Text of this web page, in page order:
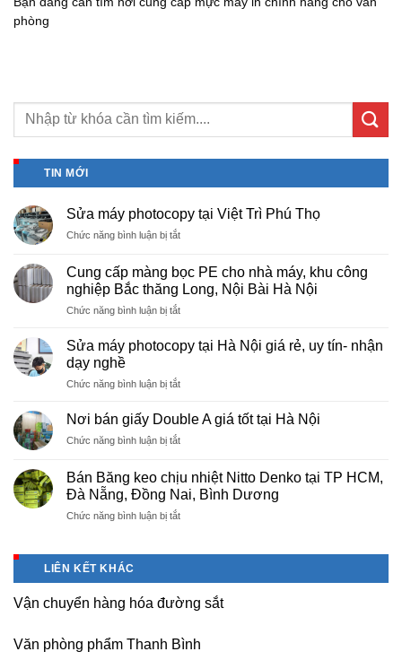
phòng
TIN MỚI
Sửa máy photocopy tại Việt Trì Phú Thọ
Chức năng bình luận bị tắtở
photocopy
tại
Việt
Phú
Thọ
Cung cấp màng bọc PE cho nhà máy, khu công
nghiệp Bắc thăng Long, Nội Bài Hà Nội
Chức năng bình luận bị tắtở
màng
PE
nhà
khu
nghiệp
Bắc
Long,
Bài
Nội
Sửa máy photocopy tại Hà Nội giá rẻ, uy tín- nhận
dạy nghề
Chức năng bình luận bị tắtở
máy
photocopy
tại
Nội
giá
uy
nghề
Nơi bán giấy Double A giá tốt tại Hà Nội
Chức năng bình luận bị tắtở
giấy
Double
A
Bán Băng keo chịu nhiệt Nitto Denko tại TP HCM,
Đà Nẵng, Đồng Nai, Bình Dương
Chức năng bình luận bị tắtở
Nitto
tại
TP
LIÊN KẾT KHÁC
Vận chuyển hàng hóa đường sắt
Văn phòng phẩm Thanh Bình